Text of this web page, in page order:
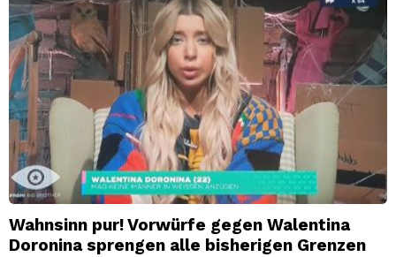
Wahnsinn pur! Vorwürfe gegen Walentina
Doronina sprengen alle bisherigen Grenzen